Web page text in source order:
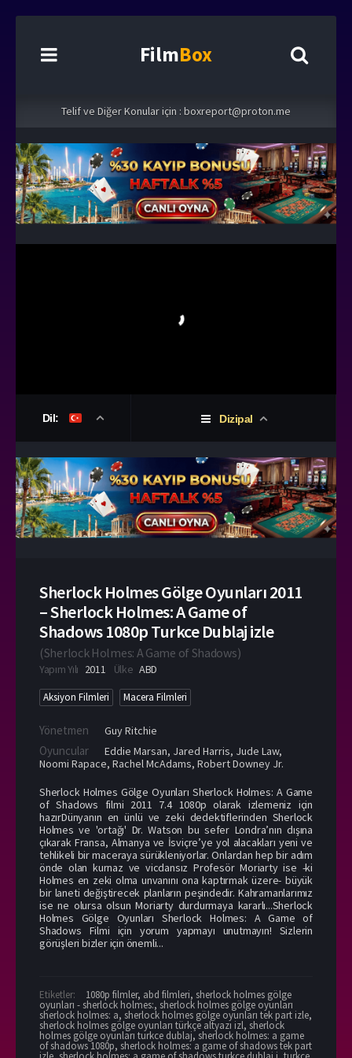
FilmBox
Telif ve Diğer Konular için : boxreport@proton.me
Dil: Dizipal
Sherlock Holmes Gölge Oyunları 2011
– Sherlock Holmes: A Game of
Shadows 1080p Turkce Dublaj izle
(Sherlock Holmes: A Game of Shadows)
Yapım Yılı 2011 Ülke ABD
Aksiyon Filmleri Macera Filmleri
Yönetmen Guy Ritchie
Oyuncular Eddie Marsan, Jared Harris, Jude Law,
Noomi Rapace, Rachel McAdams, Robert Downey Jr.
Sherlock Holmes Gölge Oyunları Sherlock Holmes: A Game
of Shadows filmi 2011 7.4 1080p olarak izlemeniz için
hazırDünyanın en ünlü ve zeki dedektiflerinden Sherlock
Holmes ve 'ortağı' Dr. Watson bu sefer Londra’nın dışına
çıkarak Fransa, Almanya ve İsviçre’ye yol alacakları yeni ve
tehlikeli bir maceraya sürükleniyorlar. Onlardan hep bir adım
önde olan kurnaz ve vicdansız Profesör Moriarty ise -ki
Holmes en zeki olma unvanını ona kaptırmak üzere- büyük
bir laneti değiştirecek planların peşindedir. Kahramanlarımız
ise ne olursa olsun Moriarty durdurmaya kararlı...Sherlock
Holmes Gölge Oyunları Sherlock Holmes: A Game of
Shadows Filmi için yorum yapmayı unutmayın! Sizlerin
görüşleri bizler için önemli...
Etiketler: 1080p filmler, abd filmleri, sherlock holmes gölge
oyunları - sherlock holmes:, sherlock holmes gölge oyunları
sherlock holmes: a, sherlock holmes gölge oyunları tek part izle,
sherlock holmes gölge oyunları türkçe altyazı izl, sherlock
holmes gölge oyunları turkce dublaj, sherlock holmes: a game
of shadows 1080p, sherlock holmes: a game of shadows tek part